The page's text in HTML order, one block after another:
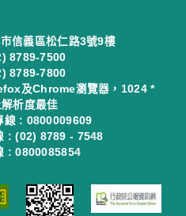
信義區松仁路3號9樓
8789-7500
8789-7800
及Chrome瀏覽器，1024 *
析度最佳
線 : 0800009609
: (02) 8789 - 7548
: 0800085854